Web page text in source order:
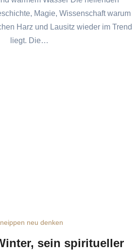
Magie, Wissenschaft warum
Harz und Lausitz wieder im Trend
liegt. Die…
neu denken
sein spiritueller